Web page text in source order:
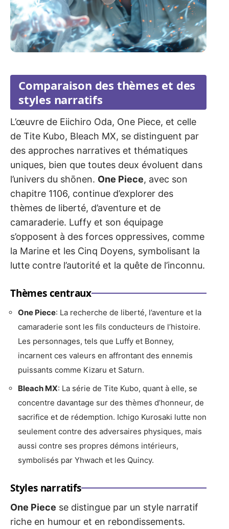
Comparaison des thèmes et des
styles narratifs
L’œuvre de Eiichiro Oda, One Piece, et celle
de Tite Kubo, Bleach MX, se distinguent par
des approches narratives et thématiques
uniques, bien que toutes deux évoluent dans
l’univers du shōnen. One Piece, avec son
chapitre 1106, continue d’explorer des
thèmes de liberté, d’aventure et de
camaraderie. Luffy et son équipage
s’opposent à des forces oppressives, comme
la Marine et les Cinq Doyens, symbolisant la
lutte contre l’autorité et la quête de l’inconnu.
Thèmes centraux
One Piece: La recherche de liberté, l’aventure et la
camaraderie sont les fils conducteurs de l’histoire.
Les personnages, tels que Luffy et Bonney,
incarnent ces valeurs en affrontant des ennemis
puissants comme Kizaru et Saturn.
Bleach MX: La série de Tite Kubo, quant à elle, se
concentre davantage sur des thèmes d’honneur, de
sacrifice et de rédemption. Ichigo Kurosaki lutte non
seulement contre des adversaires physiques, mais
aussi contre ses propres démons intérieurs,
symbolisés par Yhwach et les Quincy.
Styles narratifs
One Piece se distingue par un style narratif
riche en humour et en rebondissements.